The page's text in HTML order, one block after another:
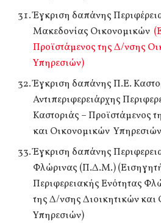
Έγκριση δαπάνης
Μακεδονίας Οικονομικών
Προϊστάμενος της Δ/νσης
Υπηρεσιών)
Έγκριση δαπάνης Π.Ε.
Αντιπεριφερειάρχης
Καστοριάς – Προϊστάμενος
και Οικονομικών
Έγκριση δαπάνης
Φλώρινας (Π.Δ.Μ.)
Περιφερειακής Ενότητας
της Δ/νσης Διοικητικών
Υπηρεσιών)